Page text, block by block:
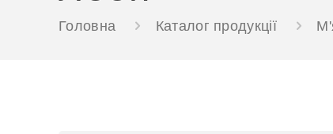
Головна Каталог продукції